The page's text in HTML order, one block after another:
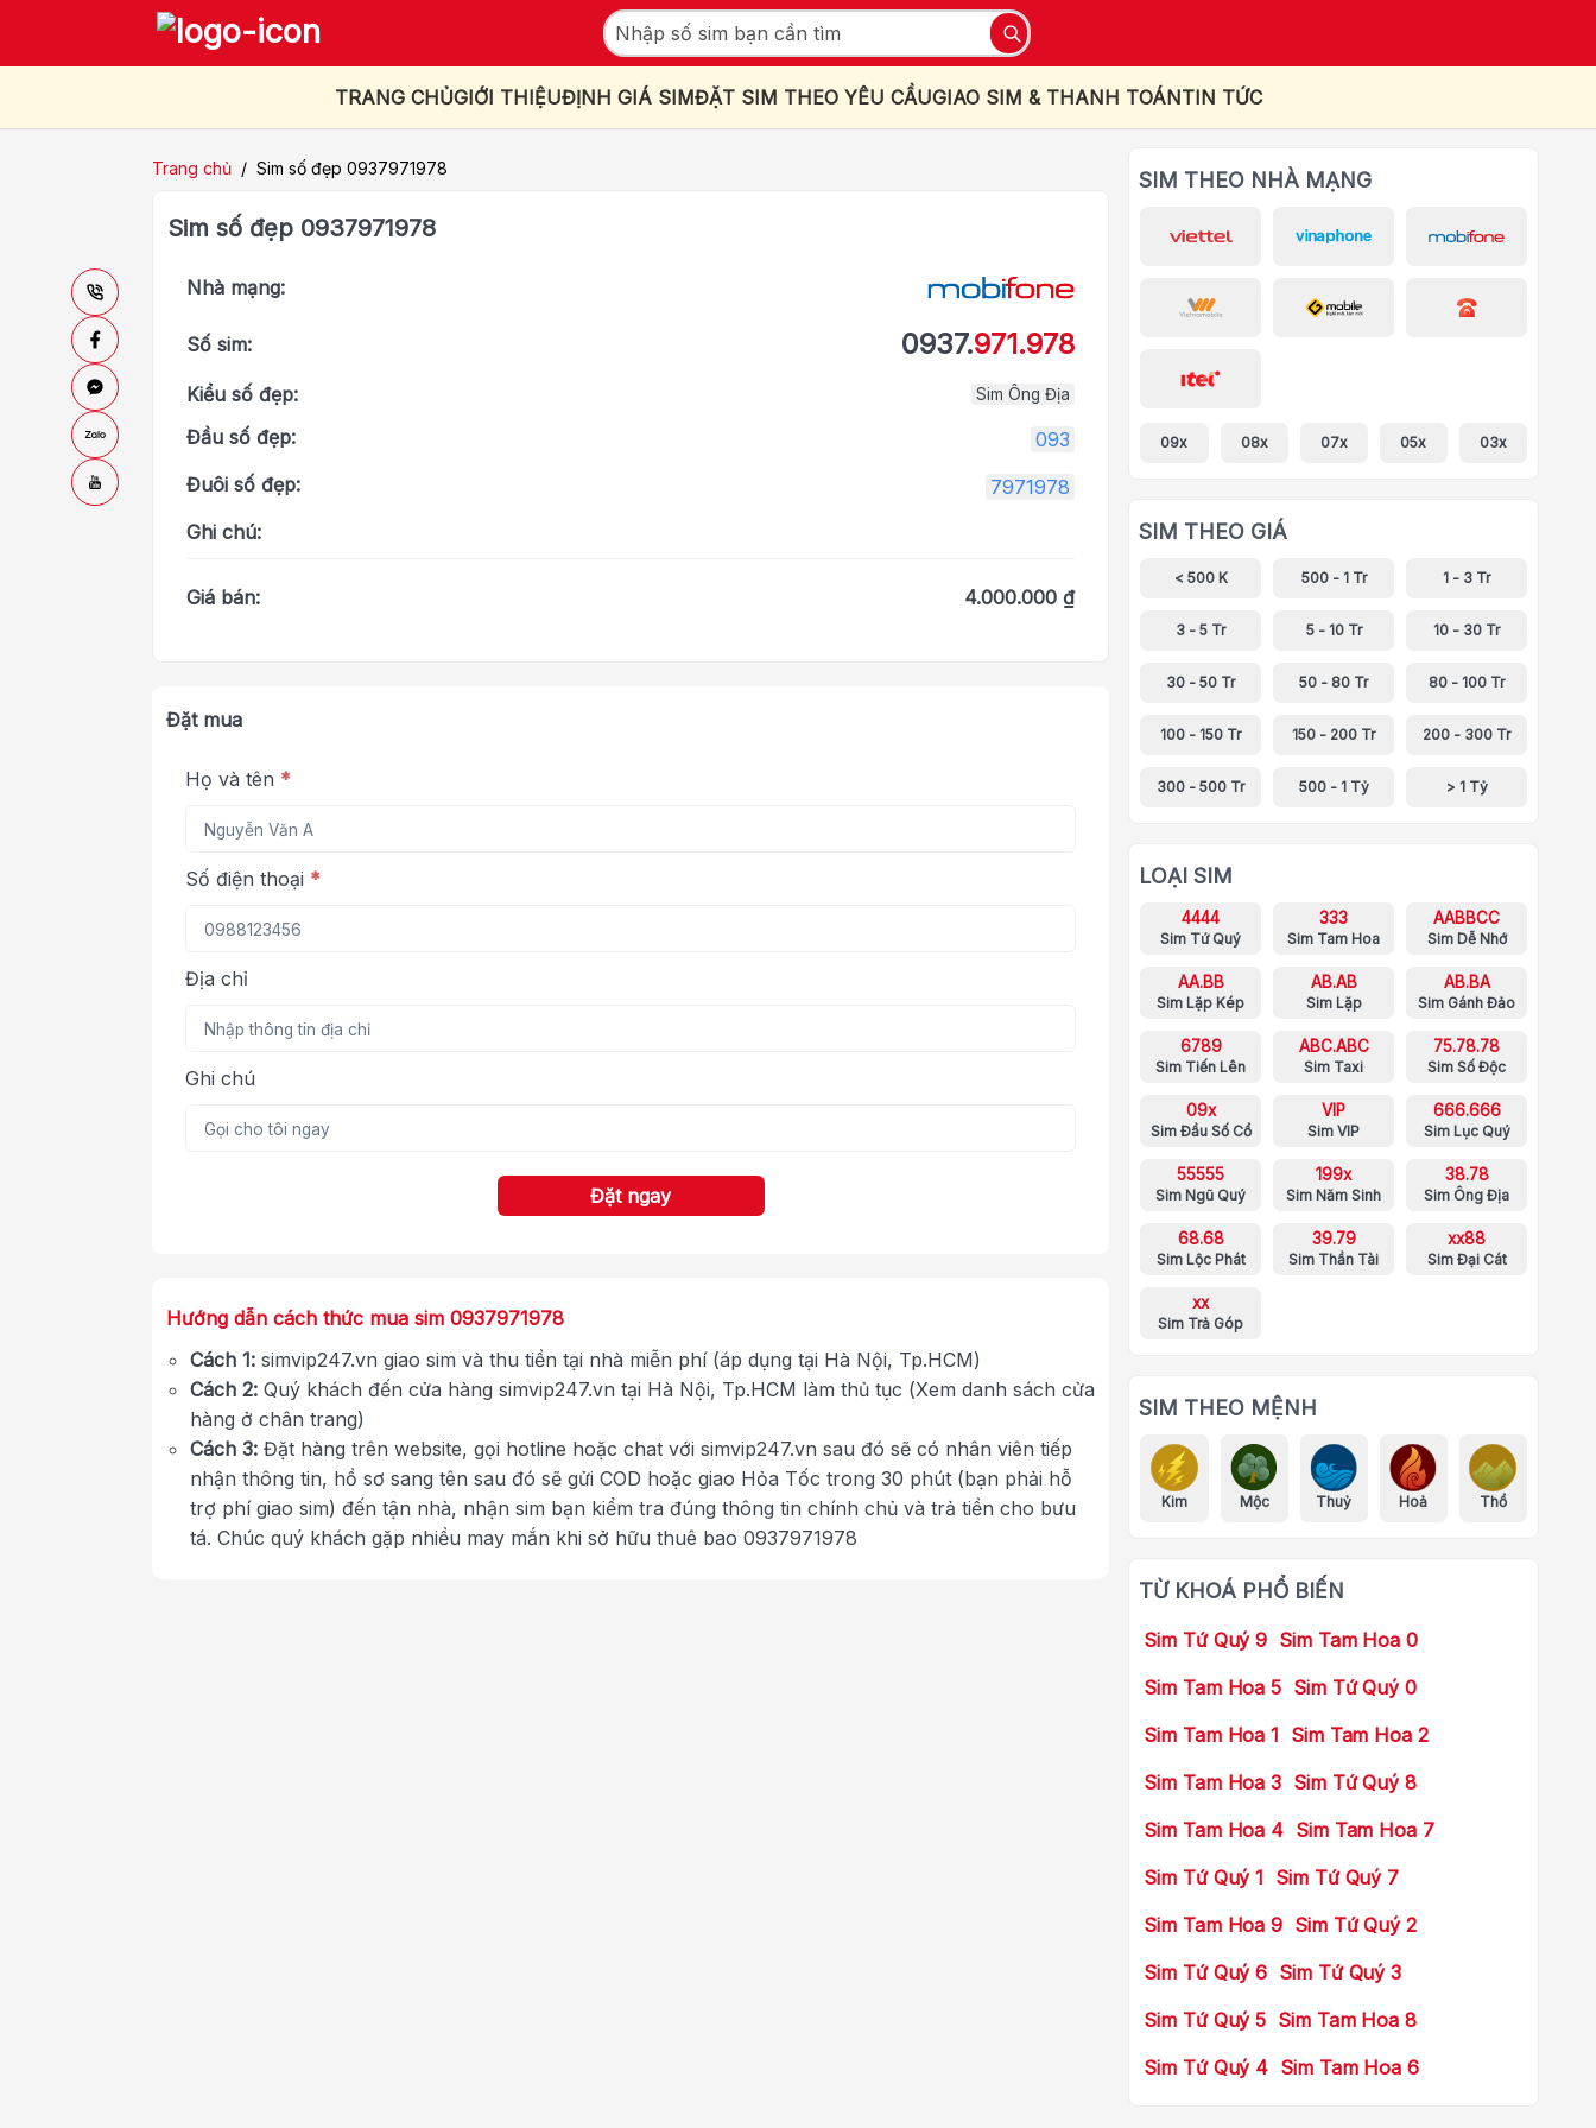
TRANG CHỦGIỚI THIỆUĐỊNH GIÁ SIMĐẶT SIM THEO YÊU CẦUGIAO SIM & THANH TOÁNTIN TỨC
Trang chủ / Sim số đẹp 0937971978
Sim số đẹp 0937971978
Nhà mạng:
Số sim: 0937.971.978
Kiểu số đẹp: Sim Ông Địa
Đầu số đẹp:
093
Đuôi số đẹp:
7971978
Ghi chú:
Giá bán: 4.000.000 ₫
Đặt mua
Họ và tên *
Số điện thoại *
Địa chỉ
Ghi chú
Đặt ngay
Hướng dẫn cách thức mua sim 0937971978
Cách 1: simvip247.vn giao sim và thu tiền tại nhà miễn phí (áp dụng tại Hà Nội, Tp.HCM)
Cách 2: Quý khách đến cửa hàng simvip247.vn tại Hà Nội, Tp.HCM làm thủ tục (Xem danh sách cửa
hàng ở chân trang)
Cách 3: Đặt hàng trên website, gọi hotline hoặc chat với simvip247.vn sau đó sẽ có nhân viên tiếp
nhận thông tin, hồ sơ sang tên sau đó sẽ gửi COD hoặc giao Hỏa Tốc trong 30 phút (bạn phải hỗ
trợ phí giao sim) đến tận nhà, nhận sim bạn kiểm tra đúng thông tin chính chủ và trả tiền cho bưu
tá. Chúc quý khách gặp nhiều may mắn khi sở hữu thuê bao 0937971978
SIM THEO NHÀ MẠNG
09x 08x 07x 05x 03x
SIM THEO GIÁ
< 500 K 500 - 1 Tr 1 - 3 Tr
3 - 5 Tr 5 - 10 Tr 10 - 30 Tr
30 - 50 Tr 50 - 80 Tr 80 - 100 Tr
100 - 150 Tr 150 - 200 Tr 200 - 300 Tr
300 - 500 Tr 500 - 1 Tỷ > 1 Tỷ
LOẠI SIM
4444
Sim Tứ Quý
333
Sim Tam Hoa
AABBCC
Sim Dễ Nhớ
AA.BB
Sim Lặp Kép
AB.AB
Sim Lặp
AB.BA
Sim Gánh Đảo
6789
Sim Tiến Lên
ABC.ABC
Sim Taxi
75.78.78
Sim Số Độc
09x
Sim Đầu Số Cổ
VIP
Sim VIP
666.666
Sim Lục Quý
55555
Sim Ngũ Quý
199x
Sim Năm Sinh
38.78
Sim Ông Địa
68.68
Sim Lộc Phát
39.79
Sim Thần Tài
xx88
Sim Đại Cát
xx
Sim Trả Góp
SIM THEO MỆNH
Kim Mộc Thuỷ Hoả Thổ
TỪ KHOÁ PHỔ BIẾN
Sim Tứ Quý 9 Sim Tam Hoa 0
Sim Tam Hoa 5 Sim Tứ Quý 0
Sim Tam Hoa 1 Sim Tam Hoa 2
Sim Tam Hoa 3 Sim Tứ Quý 8
Sim Tam Hoa 4 Sim Tam Hoa 7
Sim Tứ Quý 1 Sim Tứ Quý 7
Sim Tam Hoa 9 Sim Tứ Quý 2
Sim Tứ Quý 6 Sim Tứ Quý 3
Sim Tứ Quý 5 Sim Tam Hoa 8
Sim Tứ Quý 4 Sim Tam Hoa 6